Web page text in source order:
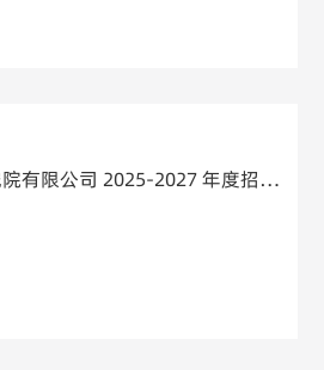
成都市建筑设计研究院有限公司 2025-2027 年度招标代理机构公开比选（第二次） 邀请公告